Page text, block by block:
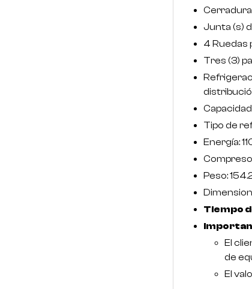
Junta (s)
4 Ruedas
Tres (3)
Tipo de
Energía:
Peso:
Tiempo
El
de
El